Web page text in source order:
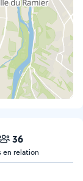
36
en relation